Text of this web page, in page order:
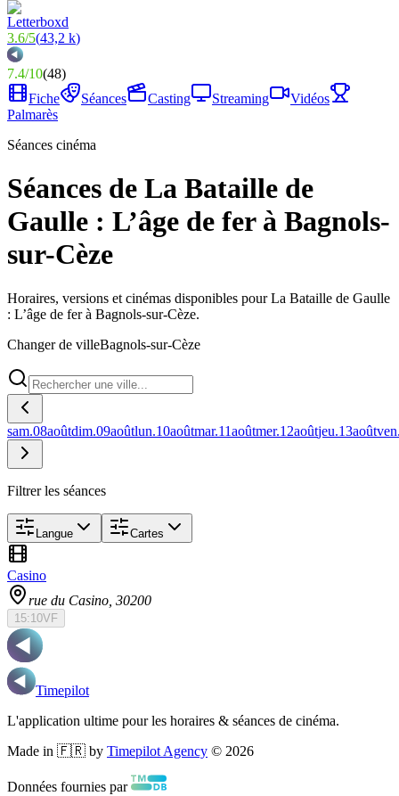
3.6/5(43,2 k)
7.4/10(48)
Fiche
Séances Casting Streaming
Vidéos
Palmarès
Séances cinéma
Séances de La Bataille de
Gaulle : L’âge de fer à Bagnols-
sur-Cèze
Horaires, versions et cinémas disponibles pour La Bataille de Gaulle
: L’âge de fer à Bagnols-sur-Cèze.
Changer de villeBagnols-sur-Cèze
sam.08aoûtdim.09aoûtlun.10aoûtmar.11aoûtmer.12aoûtjeu.13août
Filtrer les séances
Langue Cartes
Casino
rue du Casino , 30200
15:10VF
Timepilot
L'application ultime pour les horaires & séances de cinéma.
Made in 🇫🇷 by Timepilot Agency © 2026
Données fournies par